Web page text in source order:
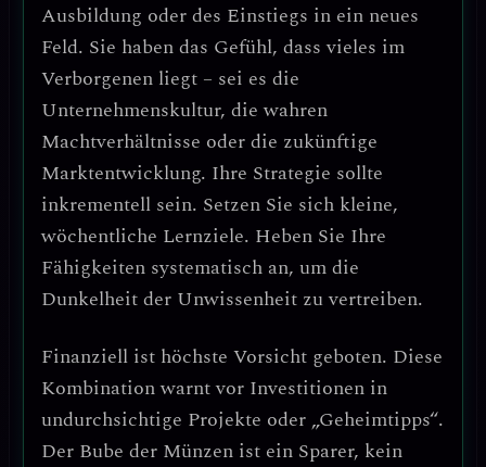
Ausbildung oder des Einstiegs in ein neues
Feld. Sie haben das Gefühl, dass vieles im
Verborgenen liegt – sei es die
Unternehmenskultur, die wahren
Machtverhältnisse oder die zukünftige
Marktentwicklung. Ihre Strategie sollte
inkrementell sein. Setzen Sie sich kleine,
wöchentliche Lernziele. Heben Sie Ihre
Fähigkeiten systematisch an, um die
Dunkelheit der Unwissenheit zu vertreiben.
Finanziell ist höchste Vorsicht geboten. Diese
Kombination warnt vor Investitionen in
undurchsichtige Projekte oder „Geheimtipps“.
Der Bube der Münzen ist ein Sparer, kein